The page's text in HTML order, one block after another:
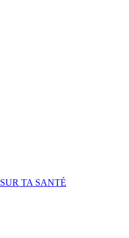
TA SANTÉ